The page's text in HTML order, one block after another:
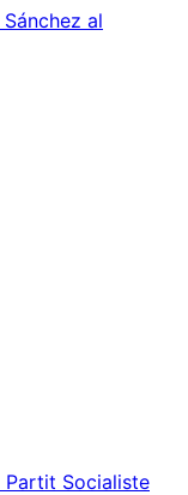
al
Partit Socialiste